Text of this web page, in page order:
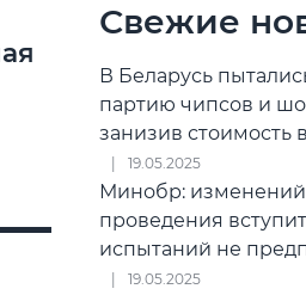
Свежие
В Беларусь
партию чипсов и
занизив стоимость
19.05.2025
Минобр: изменений
проведения
испытаний не
19.05.2025